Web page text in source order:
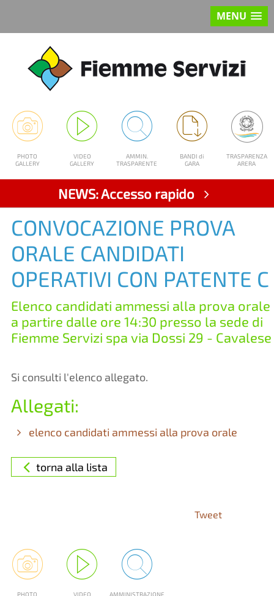
MENU
PHOTO
GALLERY
VIDEO
GALLERY
AMMIN.
TRASPARENTE
BANDI di
GARA
TRASPARENZA
ARERA
NEWS: Accesso rapido
CONVOCAZIONE PROVA
ORALE CANDIDATI
OPERATIVI CON PATENTE C
Elenco candidati ammessi alla prova orale
a partire dalle ore 14:30 presso la sede di
Fiemme Servizi spa via Dossi 29 - Cavalese
Si consulti l'elenco allegato.
Allegati:
elenco candidati ammessi alla prova orale
torna alla lista
Tweet
PHOTO
VIDEO
AMMINISTRAZIONE